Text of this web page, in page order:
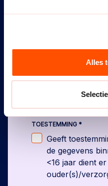
Alles
TOESTEMMING *
Geeft
de gegevens
<16 jaar dient
ouder(s)/